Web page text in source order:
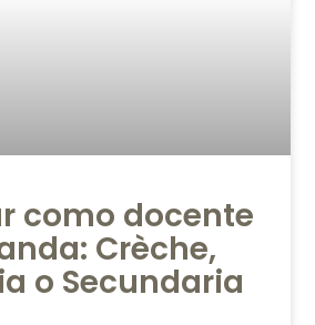
como docente
Crèche,
o Secundaria